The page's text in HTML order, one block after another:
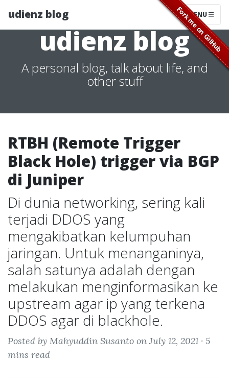
udienz blog MENU
udienz blog
A personal blog, talk about life, and
other stuff
RTBH (Remote Trigger
Black Hole) trigger via BGP
di Juniper
Di dunia networking, sering kali
terjadi DDOS yang
mengakibatkan kelumpuhan
jaringan. Untuk menanganinya,
salah satunya adalah dengan
melakukan menginformasikan ke
upstream agar ip yang terkena
DDOS agar di blackhole.
Posted by Mahyuddin Susanto on July 12, 2021 · 5
mins read